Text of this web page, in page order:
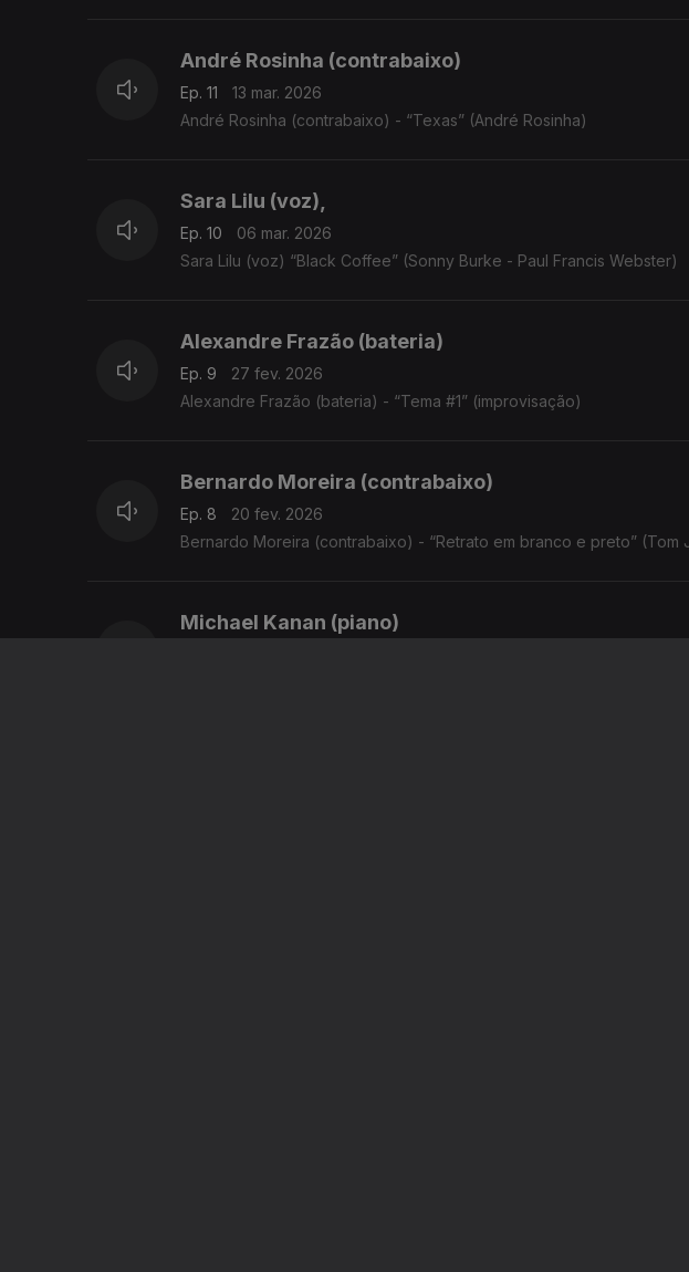
André Rosinha (contrabaixo)
Ep. 11
13 mar. 2026
André Rosinha (contrabaixo) - “Texas” (André Rosinha)
Sara Lilu (voz),
Ep. 10
06 mar. 2026
Sara Lilu (voz) “Black Coffee” (Sonny Burke - Paul Francis Webster)
Alexandre Frazão (bateria)
Ep. 9
27 fev. 2026
Alexandre Frazão (bateria) - “Tema #1” (improvisação)
Bernardo Moreira (contrabaixo)
Ep. 8
20 fev. 2026
Bernardo Moreira (contrabaixo) - “Retrato em branco e preto” (Tom
Michael Kanan (piano)